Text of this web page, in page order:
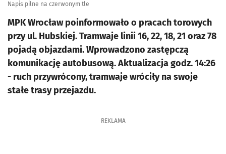
Napis pilne na czerwonym tle
MPK Wrocław poinformowało o pracach torowych
przy ul. Hubskiej. Tramwaje linii 16, 22, 18, 21 oraz 78
pojadą objazdami. Wprowadzono zastępczą
komunikację autobusową. Aktualizacja godz. 14:26
- ruch przywrócony, tramwaje wróciły na swoje
stałe trasy przejazdu.
REKLAMA